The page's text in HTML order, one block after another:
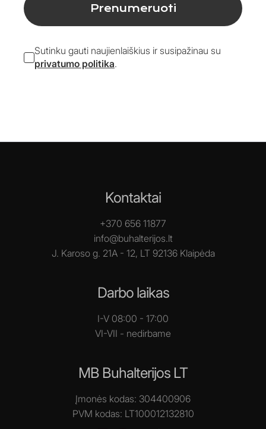
Prenumeruoti
Sutinku gauti naujienlaiškius ir susipažinau su
privatumo politika.
Kontaktai
+370 656 11877
info@buhalterijos.lt
J. Karoso g. 21A - 12, LT 92136 Klaipėda
Darbo laikas
I-V 08:00 - 17:00
VI-VII - nedirbame
MB Buhalterijos LT
Įmonės kodas: 304400906
PVM kodas: LT100012132810